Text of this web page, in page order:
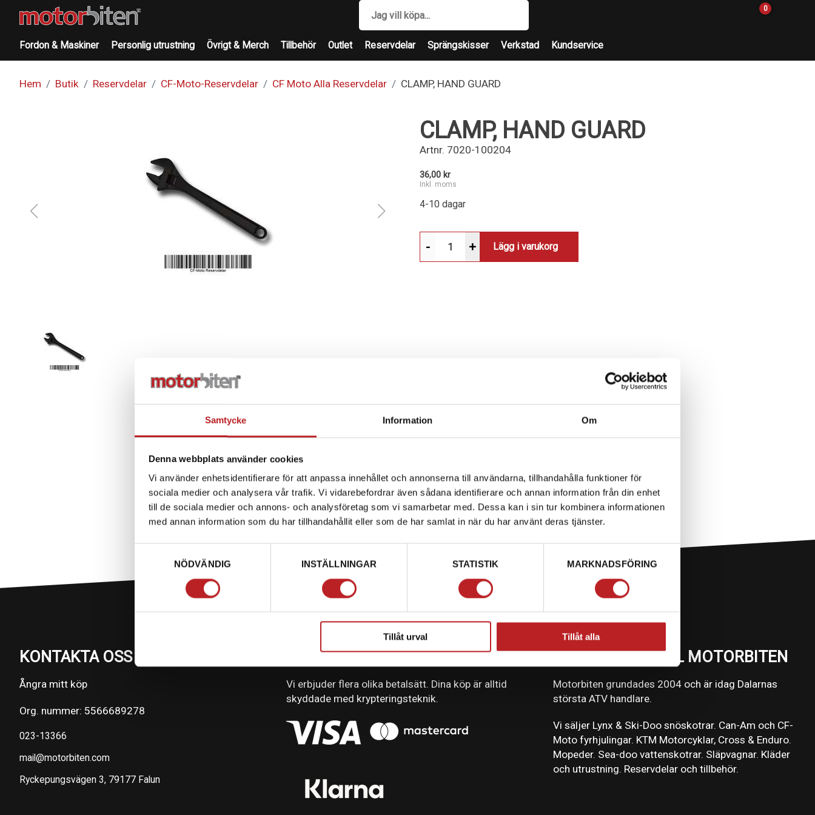
Samtycke Information Om
Denna webbplats använder cookies
Vi använder enhetsidentifierare för att anpassa innehållet och annonserna till användarna, tillhandahålla funktioner för
sociala medier och analysera vår trafik. Vi vidarebefordrar även sådana identifierare och annan information från din enhet
till de sociala medier och annons- och analysföretag som vi samarbetar med. Dessa kan i sin tur kombinera informationen
med annan information som du har tillhandahållit eller som de har samlat in när du har använt deras tjänster.
NÖDVÄNDIG
INSTÄLLNINGAR STATISTIK MARKNADSFÖRING
Tillåt urval Tillåt alla
0
Fordon & Maskiner Personlig utrustning Övrigt & Merch Tillbehör Outlet Reservdelar Sprängskisser Verkstad Kundservice
Hem Butik Reservdelar CF-Moto-Reservdelar CF Moto Alla Reservdelar CLAMP, HAND GUARD
CLAMP, HAND GUARD
Artnr. 7020-100204
36,00 kr
Inkl. moms
4-10 dagar
- + Lägg i varukorg
KONTAKTA OSS PÅ MOTORBITEN
Ångra mitt köp
Org. nummer: 5566689278
023-13366
mail@motorbiten.com
Ryckepungsvägen 3, 79177 Falun
BETALNING
Vi erbjuder flera olika betalsätt. Dina köp är alltid
skyddade med krypteringsteknik.
VÄLKOMMEN TILL MOTORBITEN
Motorbiten grundades 2004 och är idag Dalarnas
största ATV handlare.
Vi säljer Lynx & Ski-Doo snöskotrar. Can-Am och CF-
Moto fyrhjulingar. KTM Motorcyklar, Cross & Enduro.
Mopeder. Sea-doo vattenskotrar. Släpvagnar. Kläder
och utrustning. Reservdelar och tillbehör.